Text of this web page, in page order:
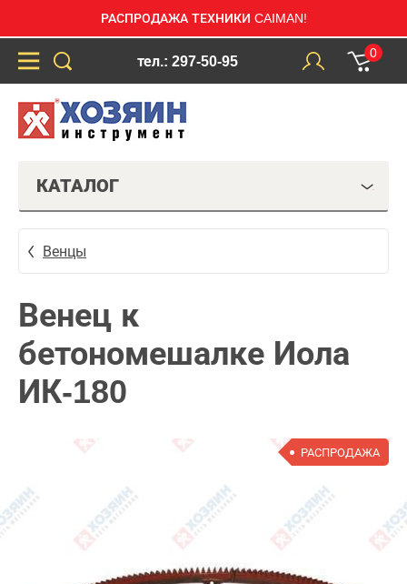
РАСПРОДАЖА ТЕХНИКИ CAIMAN!
тел.: 297-50-95
0
КАТАЛОГ
Венцы
Венец к
бетономешалке Иола
ИК-180
РАСПРОДАЖА